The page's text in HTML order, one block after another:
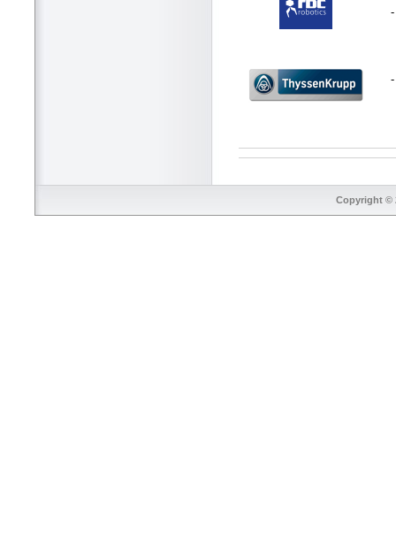
Copyright ©